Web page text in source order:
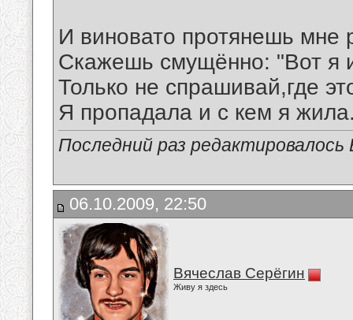
И виновато протянешь мне
Скажешь смущённо: "Вот я
Только не спрашивай,где
Я пропадала и с кем я
Последний раз
06.10.2009, 22:50
Вячеслав Серёгин
Живу я здесь